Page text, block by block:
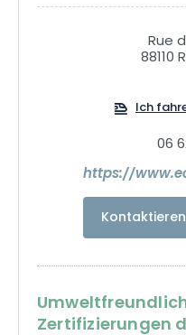
Rue
88110
Ich
06
https://
Zertifizierungen